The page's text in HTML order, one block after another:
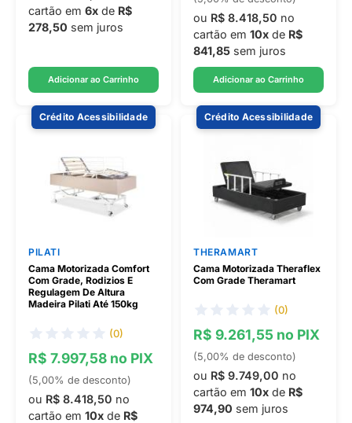
cartão em 6x de R$
278,50 sem juros
Adicionar ao Carrinho
ou R$ 8.418,50 no
cartão em 10x de R$
841,85 sem juros
Adicionar ao Carrinho
Crédito Acessibilidade
PILATI
Cama Motorizada Comfort
Com Grade, Rodizios E
Regulagem De Altura
Madeira Pilati Até 150kg
(0)
R$ 7.997,58 no PIX
(5,00% de desconto)
ou R$ 8.418,50 no
cartão em 10x de R$
Crédito Acessibilidade
THERAMART
Cama Motorizada Theraflex
Com Grade Theramart
(0)
R$ 9.261,55 no PIX
(5,00% de desconto)
ou R$ 9.749,00 no
cartão em 10x de R$
974,90 sem juros